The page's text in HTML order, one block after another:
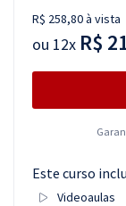
R$ 258,80 à vista
ou 12x R$
Este curso
Videoaulas